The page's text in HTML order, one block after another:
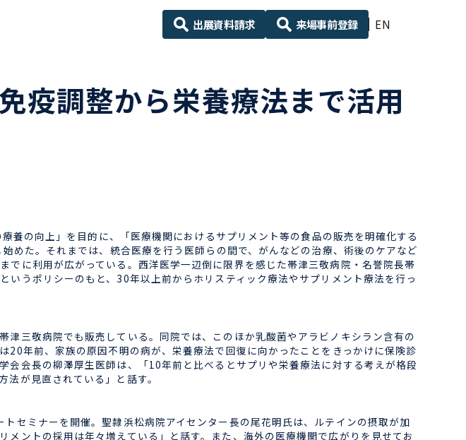
EN
出展資料請求 来場事前登録
調整から栄養療法まで活用
の向上」を目的に、「医療機関におけるサプリメント等の食品の販売を明確化する
めた。それまでは、統合医療を行う医師らの間で、がんなどの治療、術後のケアなど
に利用が広がっている。西洋医学一辺倒に限界を感じた帯津三敬病院・名誉院長帯
うポリシーのもと、30年以上前からホリスティック療法やサプリメント療法を行っ
三敬病院でも販売している。同院では、このほか乳酸菌やアラビノキシラン含有の
年前、家族の原因不明の病が、栄養療法で回復に向かったことをきっかけに保険診
会長の柳澤厚生医師は、「10年前と比べるとサプリや栄養療法に対する考えが格段
が見直されている」と話す。
セミナーを開催。聖隷浜松病院アイセンター長の尾花明氏は、ルテインの摂取が加
ントの採用は年々増えている」と話す。また、海外の医療機関で広がりを見せてお